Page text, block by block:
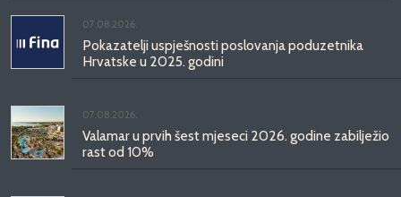
07.08.2026.
Pokazatelji uspješnosti poslovanja poduzetnika
Hrvatske u 2025. godini
07.08.2026.
Valamar u prvih šest mjeseci 2026. godine zabilježio
rast od 10%